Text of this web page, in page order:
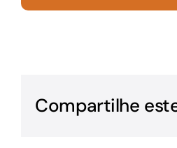
Turismo
Compartilhe